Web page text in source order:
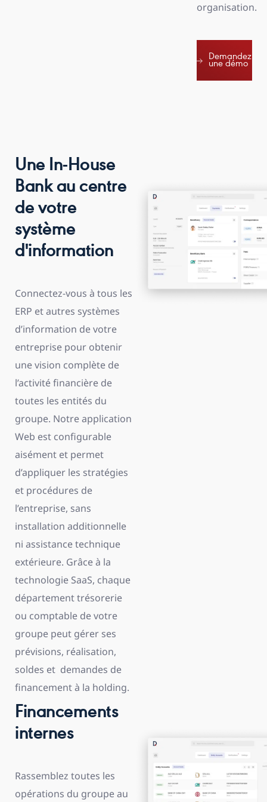
organisation.
Demandez
une démo
Demandez
Une In-House
Bank au centre
de votre
système
d'information
Connectez-vous à tous les
ERP et autres systèmes
d’information de votre
entreprise pour obtenir
une vision complète de
l’activité financière de
toutes les entités du
groupe. Notre application
Web est configurable
aisément et permet
d’appliquer les stratégies
et procédures de
l’entreprise, sans
installation additionnelle
ni assistance technique
extérieure. Grâce à la
technologie SaaS, chaque
département trésorerie
ou comptable de votre
groupe peut gérer ses
prévisions, réalisation,
soldes et demandes de
financement à la holding.
Financements
internes
Rassemblez toutes les
opérations du groupe au